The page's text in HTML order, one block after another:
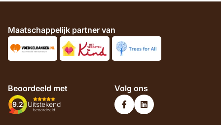
Maatschappelijk partner van
Beoordeeld met
9.2 Uitstekend
beoordeeld
Volg ons